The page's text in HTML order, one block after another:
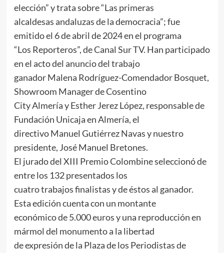
elección” y trata sobre “Las primeras
alcaldesas andaluzas de la democracia”; fue
emitido el 6 de abril de 2024 en el programa
“Los Reporteros”, de Canal Sur TV. Han participado
en el acto del anuncio del trabajo
ganador Malena Rodríguez-Comendador Bosquet,
Showroom Manager de Cosentino
City Almería y Esther Jerez López, responsable de
Fundación Unicaja en Almería, el
directivo Manuel Gutiérrez Navas y nuestro
presidente, José Manuel Bretones.
El jurado del XIII Premio Colombine seleccionó de
entre los 132 presentados los
cuatro trabajos finalistas y de éstos al ganador.
Esta edición cuenta con un montante
económico de 5.000 euros y una reproducción en
mármol del monumento a la libertad
de expresión de la Plaza de los Periodistas de